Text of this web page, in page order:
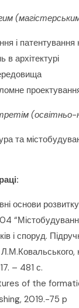
і патентування
архітектурі
(освітньо-
та
основи
і споруд.
– 481 с.
of the
2019.-75 p